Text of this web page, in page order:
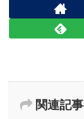
関連記事